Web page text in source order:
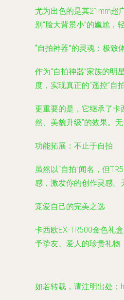
尤为出色的是其21mm超
别“脸大背景小”的尴尬，
“自拍神器”的灵魂：极致
作为“自拍神器”家族的
度，实现真正的“遥控”自
更重要的是，它继承了卡
然、美貌升级”的效果。
功能拓展：不止于自拍
虽然以“自拍”闻名，但
感，激发你的创作灵感。
宠爱自己的完美之选
卡西欧EX-TR500金色礼
予挚友、爱人的珍贵礼物
如若转载，请注明出处：